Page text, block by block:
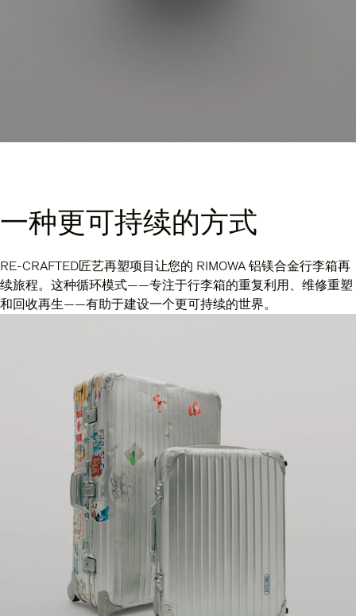
一种更可持续的方式
RE-CRAFTED匠艺再塑项目让您的 RIMOWA 铝镁合金行李箱再
续旅程。这种循环模式——专注于行李箱的重复利用、维修重塑
和回收再生——有助于建设一个更可持续的世界。